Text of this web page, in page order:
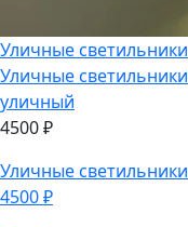
Уличные светильники
Уличные светильники
уличный
4500₽
Уличные светильники
4500₽